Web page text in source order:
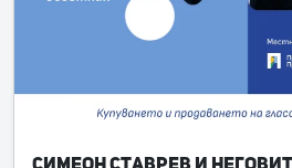
Симеон Ставрев и